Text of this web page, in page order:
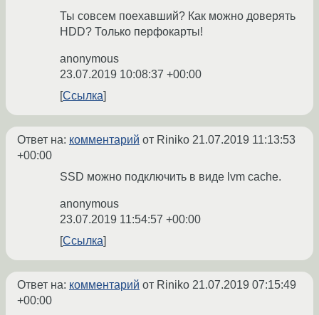
Ты совсем поехавший? Как можно доверять
HDD? Только перфокарты!
anonymous
23.07.2019 10:08:37 +00:00
Ссылка
Ответ на: комментарий от Riniko 21.07.2019 11:13:53
+00:00
SSD можно подключить в виде lvm cache.
anonymous
23.07.2019 11:54:57 +00:00
Ссылка
Ответ на: комментарий от Riniko 21.07.2019 07:15:49
+00:00